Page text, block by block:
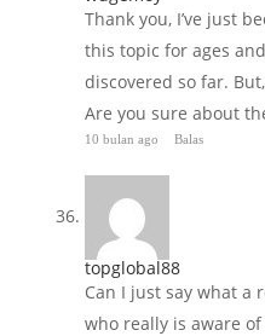
Thank you, I’ve just
this topic for ages
discovered so far.
Are you sure about
10 bulan ago Balas
topglobal88
Can I just say what a
who really is aware